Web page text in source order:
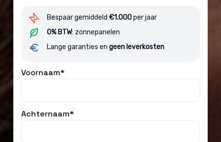
Bespaar gemiddeld€1.000per jaar
0% BTW: zonnepanelen
Lange garanties engeen leverkosten
Voornaam*
Achternaam*